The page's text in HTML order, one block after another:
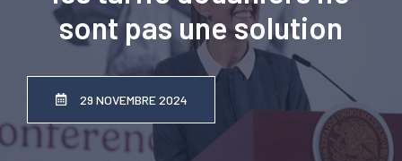
sont pas une solution
29 NOVEMBRE 2024